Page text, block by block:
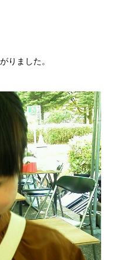
りました。